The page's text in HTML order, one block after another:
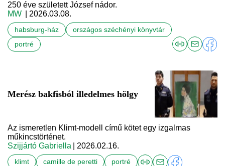
250 éve született József nádor.
MW
| 2026.03.08.
habsburg-ház
országos széchényi könyvtár
portré
Merész bakfisból illedelmes hölgy
Az ismeretlen Klimt-modell című kötet egy izgalmas
műkincstörténet.
Szijjártó Gabriella
| 2026.02.16.
klimt camille de peretti portré